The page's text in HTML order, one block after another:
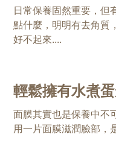
日常保養固然重要，但
點什麼，明明有去角質
好不起來....
輕鬆擁有水煮
面膜其實也是保養中不
用一片面膜滋潤臉部，